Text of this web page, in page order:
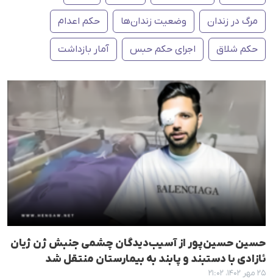
مرگ در زندان وضعیت زندان‌ها حکم اعدام
حکم شلاق اجرای حکم حبس آمار بازداشت
حسین‌ حسین‌پور از آسیب‌دیدگان چشمی جنبش ژن ژیان
ئازادی با دستبند و پابند به بیمارستان منتقل شد
۲۵ مهر ۱۴۰۲، ۲۱:۰۲